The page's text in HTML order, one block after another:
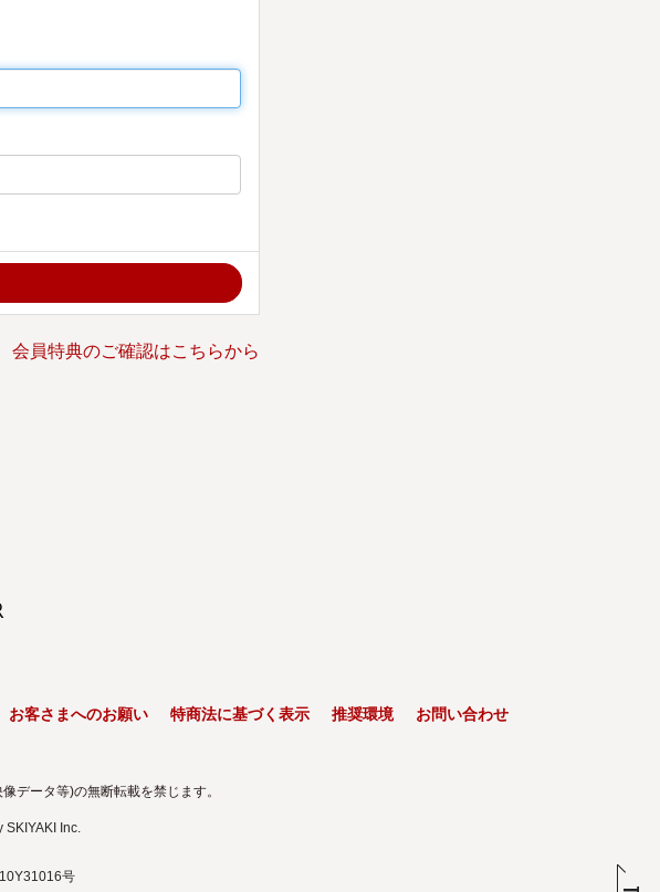
会員特典のご確認はこちらから
お客さまへのお願い 特商法に基づく表示 推奨環境
お問い合わせ
データ等)の無断転載を禁じます。
SKIYAKI Inc.
号